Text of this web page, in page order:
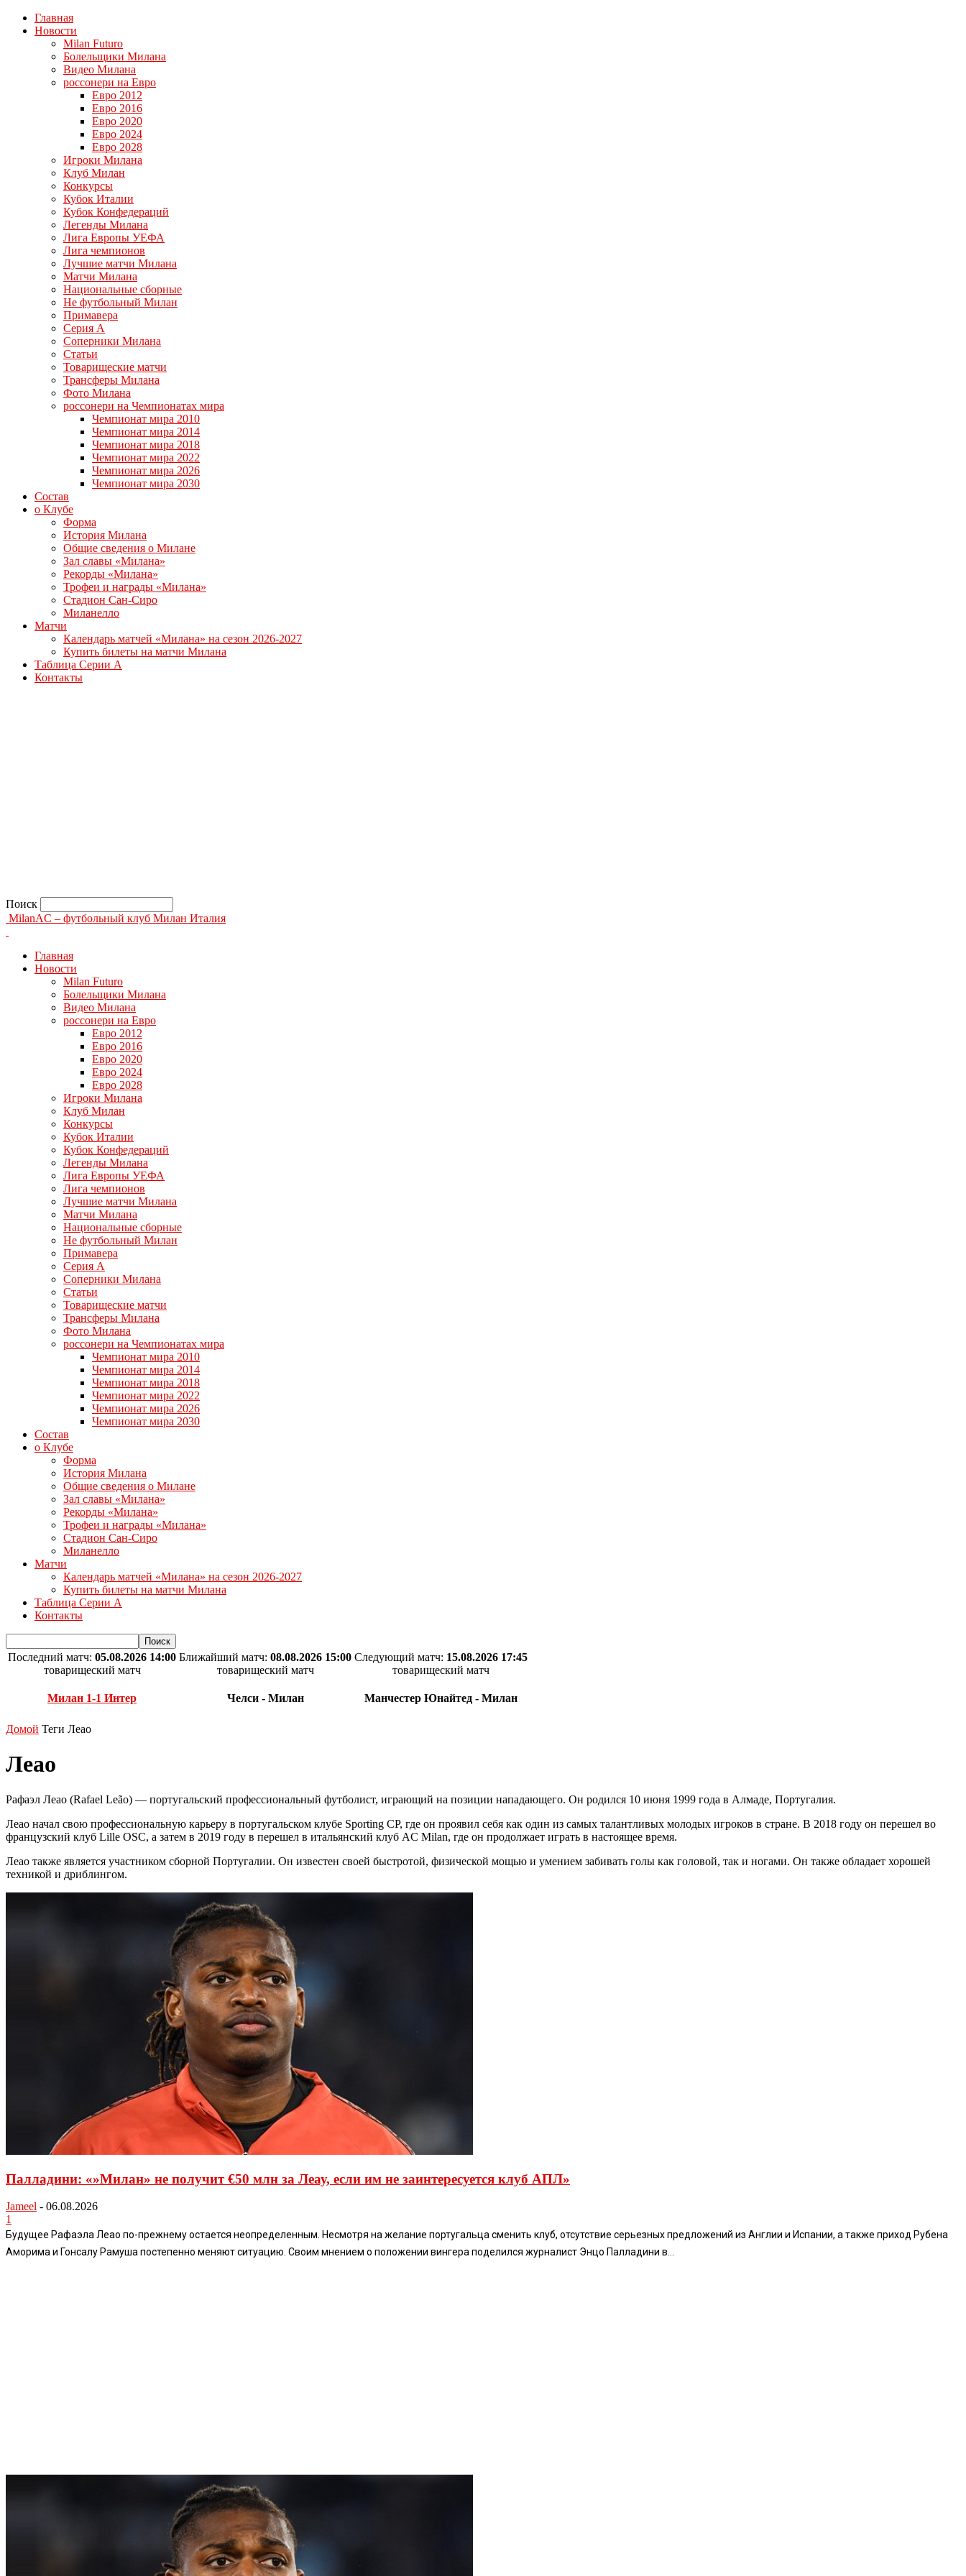
Главная
Новости
Milan Futuro
Болельщики Милана
Видео Милана
россонери на Евро
Евро 2012
Евро 2016
Евро 2020
Евро 2024
Евро 2028
Игроки Милана
Клуб Милан
Конкурсы
Кубок Италии
Кубок Конфедераций
Легенды Милана
Лига Европы УЕФА
Лига чемпионов
Лучшие матчи Милана
Матчи Милана
Национальные сборные
Не футбольный Милан
Примавера
Серия А
Соперники Милана
Статьи
Товарищеские матчи
Трансферы Милана
Фото Милана
россонери на Чемпионатах мира
Чемпионат мира 2010
Чемпионат мира 2014
Чемпионат мира 2018
Чемпионат мира 2022
Чемпионат мира 2026
Чемпионат мира 2030
Состав
о Клубе
Форма
История Милана
Общие сведения о Милане
Зал славы «Милана»
Рекорды «Милана»
Трофеи и награды «Милана»
Стадион Сан-Сиро
Миланелло
Матчи
Календарь матчей «Милана» на сезон 2026-2027
Купить билеты на матчи Милана
Таблица Серии А
Контакты
Поиск
MilanAC – футбольный клуб Милан Италия
Главная
Новости
Milan Futuro
Болельщики Милана
Видео Милана
россонери на Евро
Евро 2012
Евро 2016
Евро 2020
Евро 2024
Евро 2028
Игроки Милана
Клуб Милан
Конкурсы
Кубок Италии
Кубок Конфедераций
Легенды Милана
Лига Европы УЕФА
Лига чемпионов
Лучшие матчи Милана
Матчи Милана
Национальные сборные
Не футбольный Милан
Примавера
Серия А
Соперники Милана
Статьи
Товарищеские матчи
Трансферы Милана
Фото Милана
россонери на Чемпионатах мира
Чемпионат мира 2010
Чемпионат мира 2014
Чемпионат мира 2018
Чемпионат мира 2022
Чемпионат мира 2026
Чемпионат мира 2030
Состав
о Клубе
Форма
История Милана
Общие сведения о Милане
Зал славы «Милана»
Рекорды «Милана»
Трофеи и награды «Милана»
Стадион Сан-Сиро
Миланелло
Матчи
Календарь матчей «Милана» на сезон 2026-2027
Купить билеты на матчи Милана
Таблица Серии А
Контакты
Последний матч: 05.08.2026 14:00
товарищеский матч
Милан 1-1 Интер
Ближайший матч: 08.08.2026 15:00
товарищеский матч
Челси - Милан
Следующий матч: 15.08.2026 17:45
товарищеский матч
Манчестер Юнайтед - Милан
Домой Теги Леао
Леао
Рафаэл Леао (Rafael Leão) — португальский профессиональный футболист, играющий на позиции нападающего. Он родился 10 июня 1999 года в Алмаде, Португалия.
Леао начал свою профессиональную карьеру в португальском клубе Sporting CP, где он проявил себя как один из самых талантливых молодых игроков в стране. В 2018 году он перешел во
французский клуб Lille OSC, а затем в 2019 году в перешел в итальянский клуб AC Milan, где он продолжает играть в настоящее время.
Леао также является участником сборной Португалии. Он известен своей быстротой, физической мощью и умением забивать голы как головой, так и ногами. Он также обладает хорошей
техникой и дриблингом.
Палладини: «»Милан» не получит €50 млн за Леау, если им не заинтересуется клуб АПЛ»
Jameel - 06.08.2026
1
Будущее Рафаэла Леао по-прежнему остается неопределенным. Несмотря на желание португальца сменить клуб, отсутствие серьезных предложений из Англии и Испании, а также приход Рубена
Аморима и Гонсалу Рамуша постепенно меняют ситуацию. Своим мнением о положении вингера поделился журналист Энцо Палладини в...